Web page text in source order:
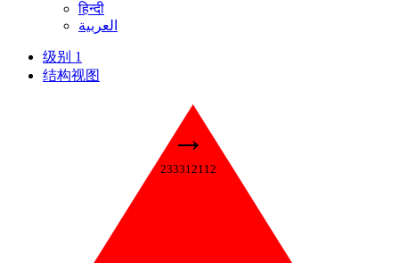
हिन्दी
العربية
级别 1
结构视图
→
233312112